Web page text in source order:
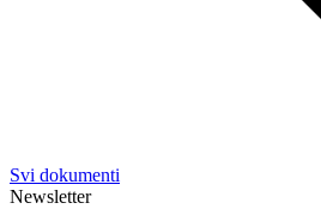
Svi dokumenti
Newsletter